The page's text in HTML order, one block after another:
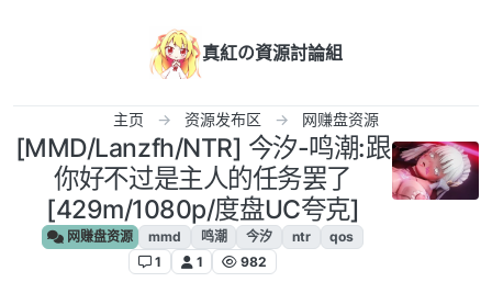
真紅の資源討論組
主页 资源发布区 网赚盘资源
[MMD/Lanzfh/NTR] 今汐-鸣潮:跟
你好不过是主人的任务罢了
[429m/1080p/度盘UC夸克]
网赚盘资源 mmd 鸣潮 今汐 ntr
qos
1
1 982